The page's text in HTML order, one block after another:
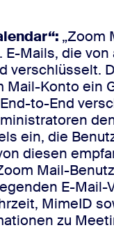
„Zoom
Mails, die
verschlüsselt.
Konto ein
to-End
ein, die
diesen
Mail-
E-Mail-
MimeID
zu